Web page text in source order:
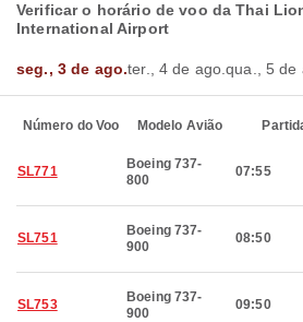
Verificar o horário de voo da Thai
International Airport
seg., 3 de ago.ter., 4 de ago.qua., 5 de
Número do Voo Modelo Avião
SL771
Boeing 737-
800
07:55
SL751
Boeing 737-
900
08:50
SL753
Boeing 737-
900
09:50